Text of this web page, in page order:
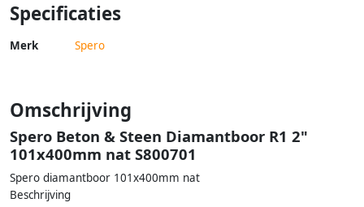
Specificaties
Merk Spero
Omschrijving
Spero Beton & Steen Diamantboor R1 2"
101x400mm nat S800701
Spero diamantboor 101x400mm nat
Beschrijving